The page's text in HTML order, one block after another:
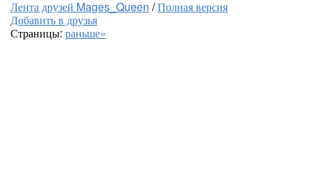
Лента друзей Mages_Queen /Полная версия
Добавить в друзья
Страницы: раньше»